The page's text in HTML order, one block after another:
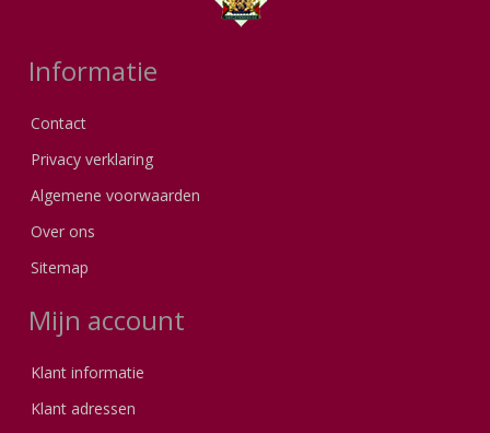
Informatie
Contact
Privacy verklaring
Algemene voorwaarden
Over ons
Sitemap
Mijn account
Klant informatie
Klant adressen